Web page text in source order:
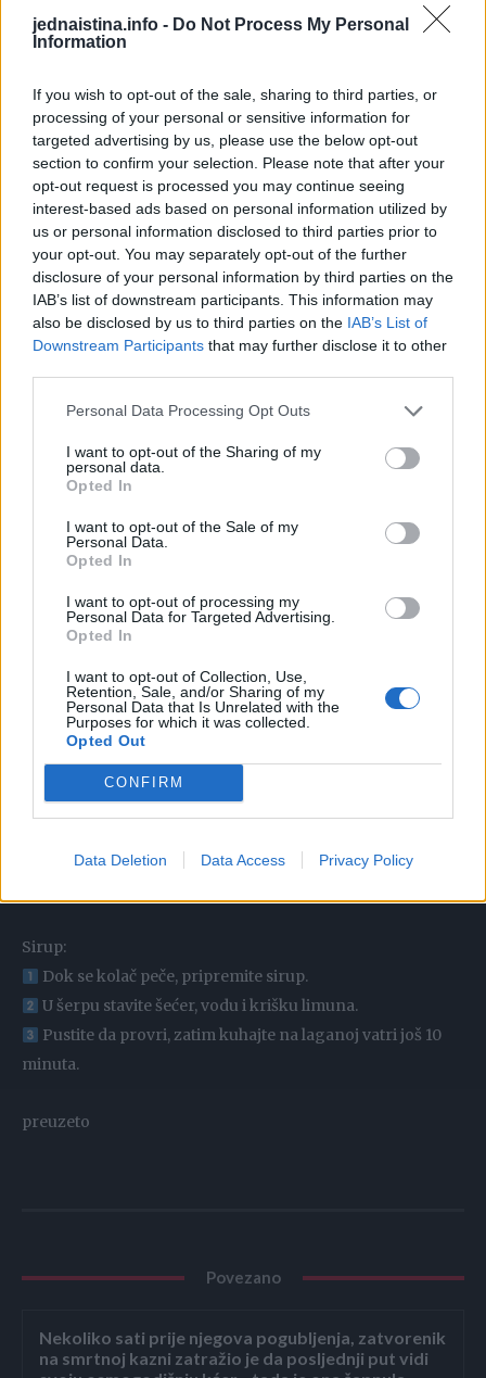
jednaistina.info - Do Not Process My Personal
Information
If you wish to opt-out of the sale, sharing to third parties, or
processing of your personal or sensitive information for
targeted advertising by us, please use the below opt-out
section to confirm your selection. Please note that after your
opt-out request is processed you may continue seeing
interest-based ads based on personal information utilized by
us or personal information disclosed to third parties prior to
your opt-out. You may separately opt-out of the further
disclosure of your personal information by third parties on the
IAB’s list of downstream participants. This information may
also be disclosed by us to third parties on the IAB’s List of
Downstream Participants that may further disclose it to other
Personal Data Processing Opt Outs
I want to opt-out of the Sharing of my
personal data.
Opted In
I want to opt-out of the Sale of my
Personal Data.
Opted In
I want to opt-out of processing my
Personal Data for Targeted Advertising.
Opted In
I want to opt-out of Collection, Use,
Retention, Sale, and/or Sharing of my
Personal Data that Is Unrelated with the
Purposes for which it was collected.
Opted Out
CONFIRM
Data Deletion Data Access Privacy Policy
3 čaše šećera
3 čaše vode
Za punjenje:
1 čaša mljevenih oraha
PRIPREMA
Tijesto:
U većoj posudi pomiješajte omekšali maslac ili margarin,
jaje, ulje i mlijeko. (Važno je da maslac ili margarin bude
omekšan radi lakšeg miješanja.)
Postepeno dodajte brašno i umijesite mekano,
neljepljivo tijesto.
Tijesto podijelite na dva dijela.
rasporedite.
Pospite orahe po razvaljanom tijestu.
Na ravnoj površini razvaljajte drugi dio tijesta, izrežite
na četvrtine i prebacite u tepsiju preko sloja oraha.
prekida.
Kolač izrežite kao baklavu ili po želji.
Pečenje:
Pecite u prethodno zagrijanoj rerni na 200°C oko 25–30
Čim ga izvadite iz rerne, prelijte ga sirupom.
Sirup:
Dok se kolač peče, pripremite sirup.
U šerpu stavite šećer, vodu i krišku limuna.
Pustite da provri, zatim kuhajte na laganoj vatri još 10
minuta.
preuzeto
Povezano
Nekoliko sati prije njegova pogubljenja, zatvorenik
na smrtnoj kazni zatražio je da posljednji put vidi